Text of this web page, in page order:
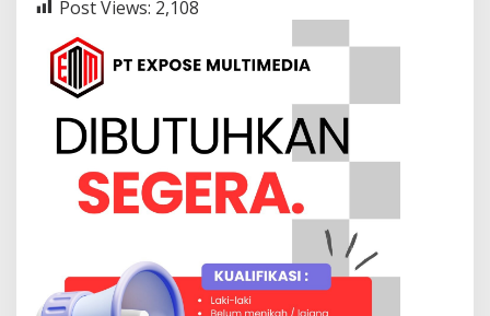
Post Views: 2,108